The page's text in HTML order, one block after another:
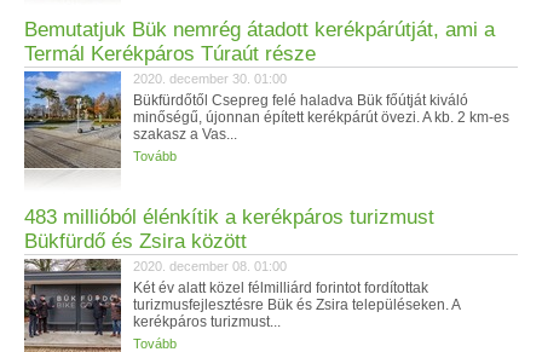
Bemutatjuk Bük nemrég átadott kerékpárútját, ami a
Termál Kerékpáros Túraút része
2020. december 30. 01:00
Bükfürdőtől Csepreg felé haladva Bük főútját kiváló
minőségű, újonnan épített kerékpárút övezi. A kb. 2 km-es
szakasz a Vas...
Tovább
483 millióból élénkítik a kerékpáros turizmust
Bükfürdő és Zsira között
2020. december 08. 01:00
Két év alatt közel félmilliárd forintot fordítottak
turizmusfejlesztésre Bük és Zsira településeken. A
kerékpáros turizmust...
Tovább